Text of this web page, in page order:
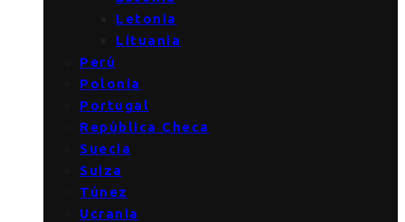
Letonia
Lituania
Perú
Polonia
Portugal
República Checa
Suecia
Suiza
Túnez
Ucrania